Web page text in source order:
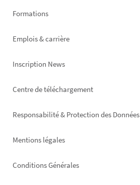
Formations
Emplois & carrière
Inscription News
Footer
Centre de téléchargement
Responsabilité & Protection des Données
Mentions légales
Conditions Générales